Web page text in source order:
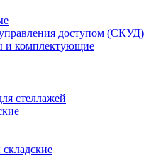
доступом (СКУД)
и комплектующие
стеллажей